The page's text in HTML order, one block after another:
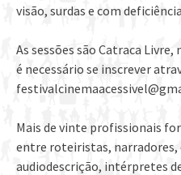
visão, surdas e com
As sessões são Catraca
é necessário se inscrever
Mais de vinte profissionais
entre roteiristas, narradores,
audiodescrição, intérpretes